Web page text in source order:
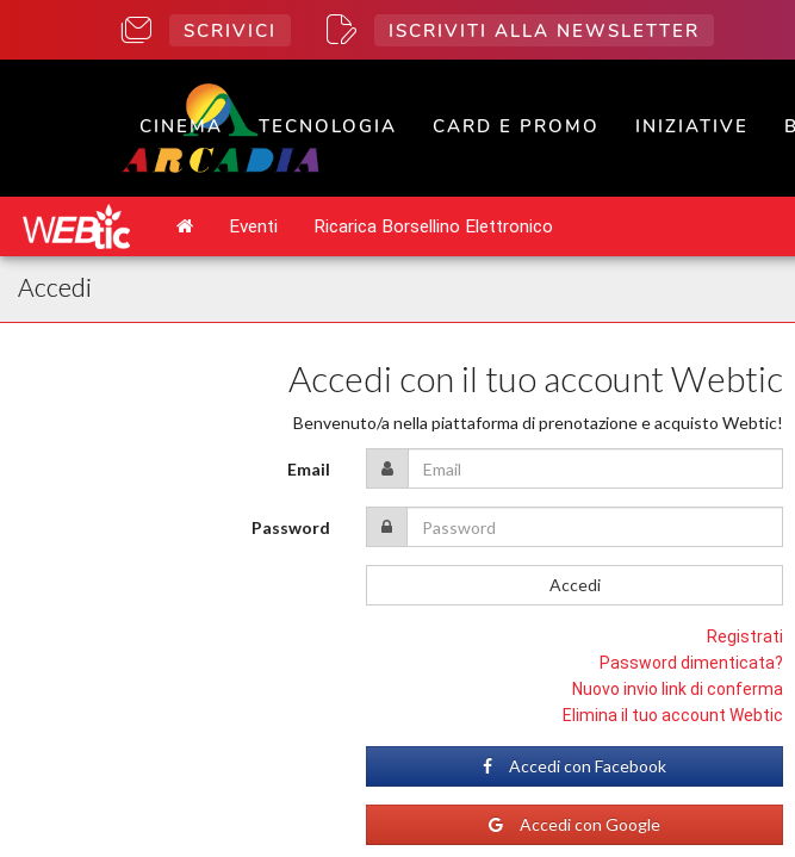
SCRIVICI ISCRIVITI ALLA NEWSLETTER
CINEMA TECNOLOGIA CARD E PROMO INIZIATIVE